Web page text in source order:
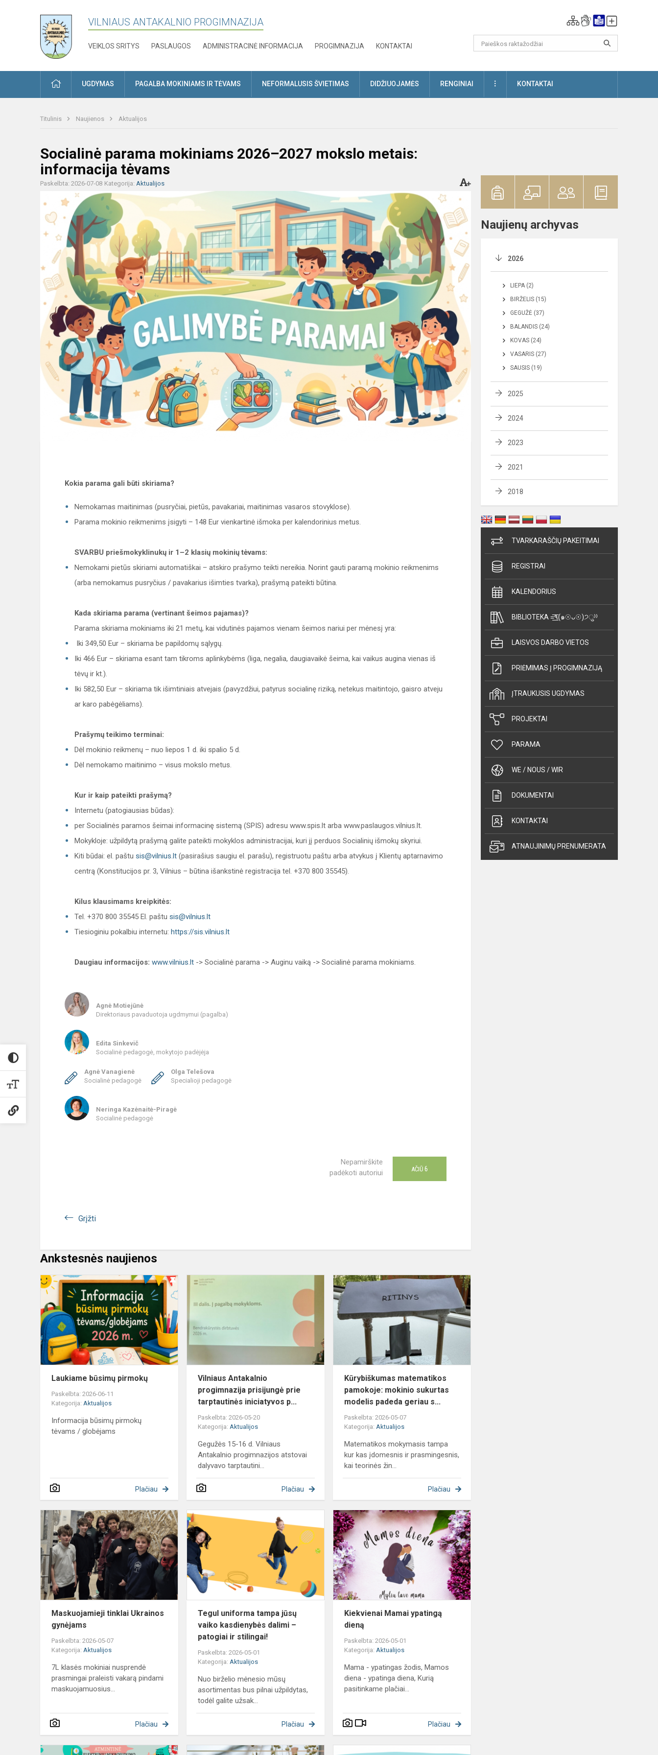
VILNIAUS ANTAKALNIO PROGIMNAZIJA
VEIKLOS SRITYS PASLAUGOS ADMINISTRACINĖ INFORMACIJA PROGIMNAZIJA KONTAKTAI
PRADŽIAUGDYMAS PAGALBA MOKINIAMS IR TĖVAMS NEFORMALUSIS ŠVIETIMAS DIDŽIUOJAMĖS RENGINIAI DAUGIAUKONTAKTAI
Titulinis Naujienos Aktualijos
Socialinė parama mokiniams 2026–2027 mokslo metais:
informacija tėvams
Paskelbta: 2026-07-08 Kategorija: Aktualijos
Kokia parama gali būti skiriama?
Nemokamas maitinimas (pusryčiai, pietūs, pavakariai, maitinimas vasaros stovyklose).
Parama mokinio reikmenims įsigyti – 148 Eur vienkartinė išmoka per kalendorinius metus.
SVARBU priešmokyklinukų ir 1–2 klasių mokinių tėvams:
Nemokami pietūs skiriami automatiškai – atskiro prašymo teikti nereikia. Norint gauti paramą mokinio reikmenims
(arba nemokamus pusryčius / pavakarius išimties tvarka), prašymą pateikti būtina.
Kada skiriama parama (vertinant šeimos pajamas)?
Parama skiriama mokiniams iki 21 metų, kai vidutinės pajamos vienam šeimos nariui per mėnesį yra:
Iki 349,50 Eur – skiriama be papildomų sąlygų.
Iki 466 Eur – skiriama esant tam tikroms aplinkybėms (liga, negalia, daugiavaikė šeima, kai vaikus augina vienas iš
tėvų ir kt.).
Iki 582,50 Eur – skiriama tik išimtiniais atvejais (pavyzdžiui, patyrus socialinę riziką, netekus maitintojo, gaisro atveju
ar karo pabėgėliams).
Prašymų teikimo terminai:
Dėl mokinio reikmenų – nuo liepos 1 d. iki spalio 5 d.
Dėl nemokamo maitinimo – visus mokslo metus.
Kur ir kaip pateikti prašymą?
Internetu (patogiausias būdas):
per Socialinės paramos šeimai informacinę sistemą (SPIS) adresu www.spis.lt arba www.paslaugos.vilnius.lt.
Mokykloje: užpildytą prašymą galite pateikti mokyklos administracijai, kuri jį perduos Socialinių išmokų skyriui.
Kiti būdai: el. paštu sis@vilnius.lt (pasirašius saugiu el. parašu), registruotu paštu arba atvykus į Klientų aptarnavimo
centrą (Konstitucijos pr. 3, Vilnius – būtina išankstinė registracija tel. +370 800 35545).
Kilus klausimams kreipkitės:
Tel. +370 800 35545 El. paštu sis@vilnius.lt
Tiesioginiu pokalbiu internetu: https://sis.vilnius.lt
Daugiau informacijos: www.vilnius.lt -> Socialinė parama -> Auginu vaiką -> Socialinė parama mokiniams.
Agnė Motiejūnė
Direktoriaus pavaduotoja ugdmymui (pagalba)
Edita Sinkevič
Socialinė pedagogė, mokytojo padėjėja
Agnė Vanagienė
Socialinė pedagogė
Olga Telešova
Specialioji pedagogė
Neringa Kazėnaitė-Piragė
Socialinė pedagogė
Nepamirškite
padėkoti autoriui
AČIŪ 6
Grįžti
Ankstesnės naujienos
Laukiame
būsimų
pirmokų
Laukiame būsimų pirmokų
Paskelbta: 2026-06-11
Kategorija: Aktualijos
Informacija būsimų pirmokų
tėvams / globėjams
Plačiau
Vilniaus
Antakalnio
progimnazija
prisijungė
tarptautin...
Vilniaus Antakalnio
progimnazija prisijungė prie
tarptautinės iniciatyvos p...
Paskelbta: 2026-05-20
Kategorija:Aktualijos
Gegužės 15-16 d. Vilniaus
Antakalnio progimnazijos atstovai
dalyvavo tarptautini...
Plačiau
Kūrybiškumas
pamokoje:
mokinio
sukurtas
Kūrybiškumas matematikos
pamokoje: mokinio sukurtas
modelis padeda geriau s...
Paskelbta: 2026-05-07
Kategorija:Aktualijos
Matematikos mokymasis tampa
kur kas įdomesnis ir prasmingesnis,
kai teorinės žin...
Plačiau
Maskuojamieji
tinklai
Ukrainos
gynėjams
Maskuojamieji tinklai Ukrainos
gynėjams
Paskelbta: 2026-05-07
Kategorija: Aktualijos
7L klasės mokiniai nusprendė
prasmingai praleisti vakarą pindami
maskuojamuosius...
Plačiau
Tegul
uniforma
tampa
jūsų
vaiko
kasdienybės
dalimi
–
patogi...
Tegul uniforma tampa jūsų
vaiko kasdienybės dalimi –
patogiai ir stilingai!
Paskelbta: 2026-05-01
Kategorija:Aktualijos
Nuo birželio mėnesio mūsų
asortimentas bus pilnai užpildytas,
todėl galite užsak...
Plačiau
Kiekvienai
Mamai
ypatingą
dieną
Kiekvienai Mamai ypatingą
dieną
Paskelbta: 2026-05-01
Kategorija:Aktualijos
Mama - ypatingas žodis, Mamos
diena - ypatinga diena, Kurią
pasitinkame plačiai...
Plačiau
Saugus Kaziuko
Naujienų archyvas
2026
LIEPA (2)
BIRŽELIS (15)
GEGUŽĖ (37)
BALANDIS (24)
KOVAS (24)
VASARIS (27)
SAUSIS (19)
2025
2024
2023
2021
2018
TVARKARAŠČIŲ PAKEITIMAI
REGISTRAI
KALENDORIUS
BIBLIOTEKA =͟͟͞͞٩(๑☉ᴗ☉)੭ु⁾⁾
LAISVOS DARBO VIETOS
PRIĖMIMAS Į PROGIMNAZIJĄ
ĮTRAUKUSIS UGDYMAS
PROJEKTAI
PARAMA
WE / NOUS / WIR
DOKUMENTAI
KONTAKTAI
ATNAUJINIMŲ PRENUMERATA